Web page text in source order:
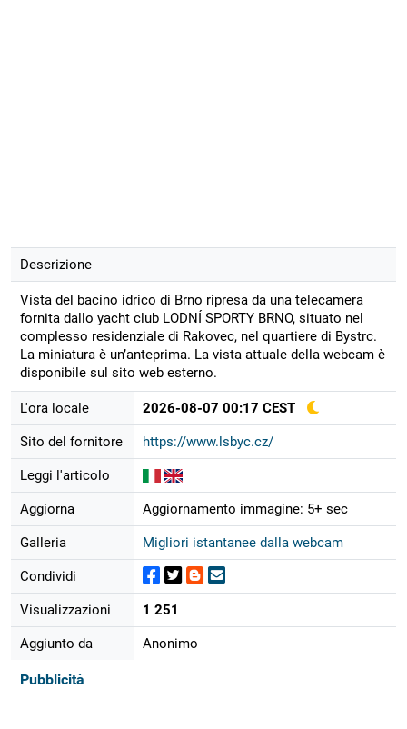
Descrizione
Vista del bacino idrico di Brno ripresa da una telecamera
fornita dallo yacht club LODNÍ SPORTY BRNO, situato nel
complesso residenziale di Rakovec, nel quartiere di Bystrc.
La miniatura è un’anteprima. La vista attuale della webcam è
disponibile sul sito web esterno.
L'ora locale 2026-08-07 00:17 CEST
Sito del fornitore https://www.lsbyc.cz/
Leggi l'articolo
Aggiorna Aggiornamento immagine: 5+ sec
Galleria Migliori istantanee dalla webcam
Condividi
Visualizzazioni 1 251
Aggiunto da Anonimo
Pubblicità